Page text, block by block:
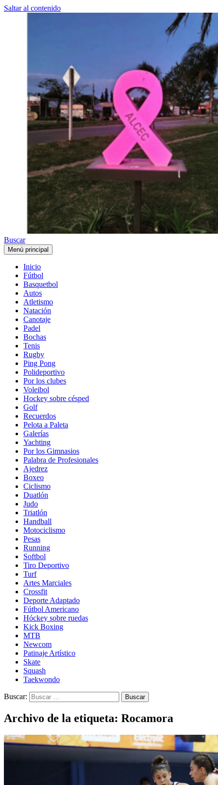
Saltar al contenido
Buscar
Menú principal
Inicio
Fútbol
Basquetbol
Autos
Atletismo
Natación
Canotaje
Padel
Bochas
Tenis
Rugby
Ping Pong
Polideportivo
Por los clubes
Voleibol
Hockey sobre césped
Golf
Recuerdos
Pelota a Paleta
Galerías
Yachting
Por los Gimnasios
Palabra de Profesionales
Ajedrez
Boxeo
Ciclismo
Duatlón
Judo
Triatlón
Handball
Motociclismo
Pesas
Running
Softbol
Tiro Deportivo
Turf
Artes Marciales
Crossfit
Deporte Adaptado
Fútbol Americano
Hóckey sobre ruedas
Kick Boxing
MTB
Newcom
Patinaje Artístico
Skate
Squash
Taekwondo
Buscar:
Archivo de la etiqueta: Rocamora